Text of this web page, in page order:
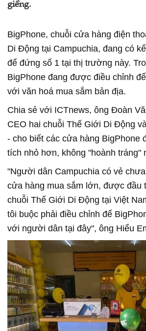
giềng.
BigPhone, chuỗi cửa hàng điện
Di Động tại Campuchia, đang có
để đứng số 1 tại thị trường này.
BigPhone đang được điều chỉnh
với văn hoá mua sắm bản địa.
Chia sẻ với ICTnews, ông Đoàn
CEO hai chuỗi Thế Giới Di Động
- cho biết các cửa hàng BigPhone
tích nhỏ hơn, không "hoành tráng"
"Người dân Campuchia có vẻ
cửa hàng mua sắm lớn, được đầu
chuỗi Thế Giới Di Động tại Việt
tôi buộc phải điều chỉnh để
với người dân tại đây", ông Hiểu